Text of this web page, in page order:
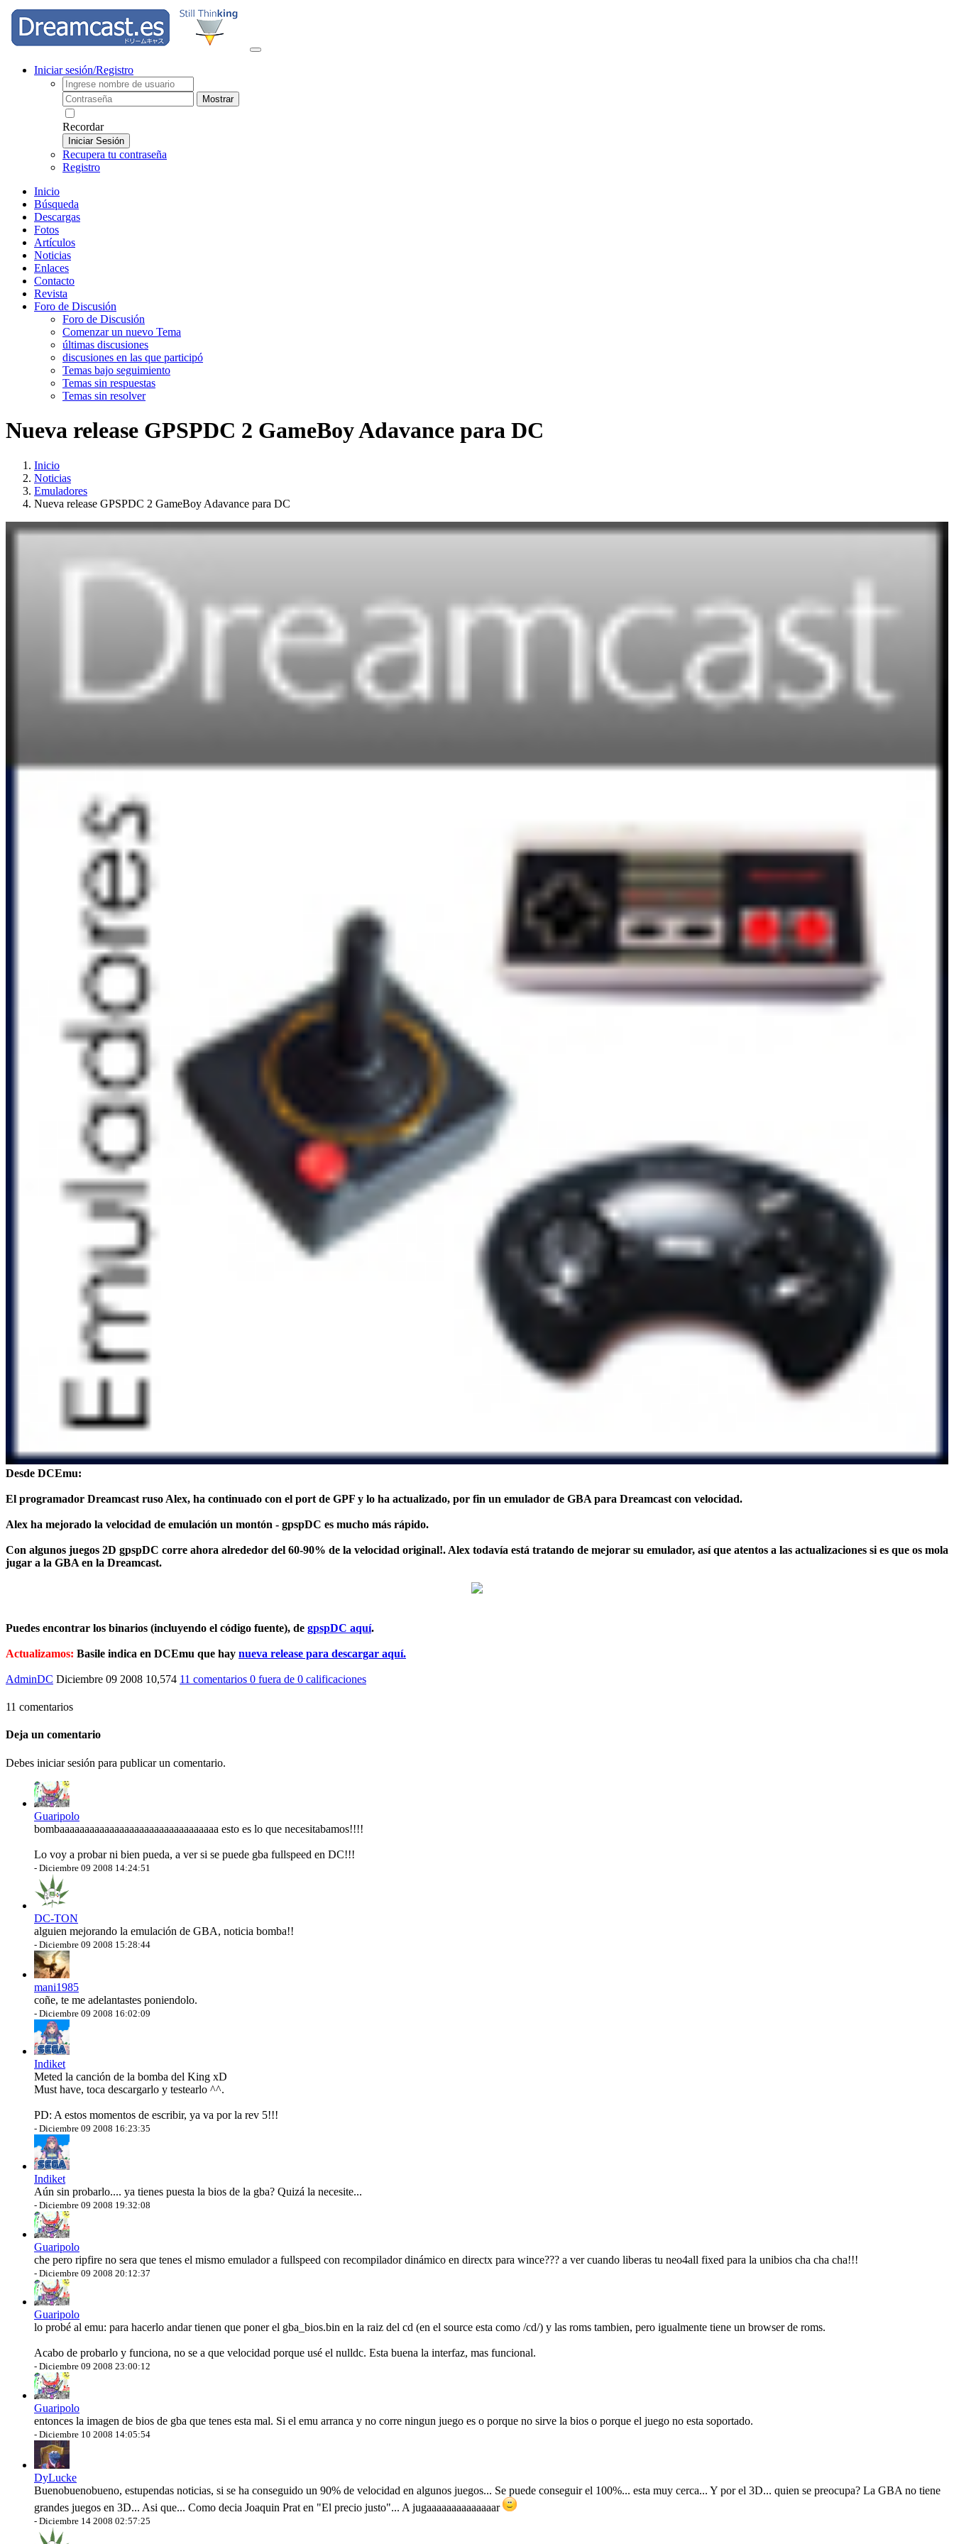
Iniciar sesión/Registro
Mostrar
Recordar
Iniciar Sesión
Recupera tu contraseña
Registro
Inicio
Búsqueda
Descargas
Fotos
Artículos
Noticias
Enlaces
Contacto
Revista
Foro de Discusión
Foro de Discusión
Comenzar un nuevo Tema
últimas discusiones
discusiones en las que participó
Temas bajo seguimiento
Temas sin respuestas
Temas sin resolver
Nueva release GPSPDC 2 GameBoy Adavance para DC
Inicio
Noticias
Emuladores
Nueva release GPSPDC 2 GameBoy Adavance para DC
Desde DCEmu:
El programador Dreamcast ruso Alex, ha continuado con el port de GPF y lo ha actualizado, por fin un emulador de GBA para Dreamcast con velocidad.
Alex ha mejorado la velocidad de emulación un montón - gpspDC es mucho más rápido.
Con algunos juegos 2D gpspDC corre ahora alrededor del 60-90% de la velocidad original!. Alex todavía está tratando de mejorar su emulador, así que atentos a las actualizaciones si es que os mola
jugar a la GBA en la Dreamcast.
Puedes encontrar los binarios (incluyendo el código fuente), de gpspDC aquí.
Actualizamos: Basile indica en DCEmu que hay nueva release para descargar aquí.
AdminDC Diciembre 09 2008 10,574 11 comentarios 0 fuera de 0 calificaciones
11 comentarios
Deja un comentario
Debes iniciar sesión para publicar un comentario.
Guaripolo
bombaaaaaaaaaaaaaaaaaaaaaaaaaaaaaaaa esto es lo que necesitabamos!!!!
Lo voy a probar ni bien pueda, a ver si se puede gba fullspeed en DC!!!
- Diciembre 09 2008 14:24:51
DC-TON
alguien mejorando la emulación de GBA, noticia bomba!!
- Diciembre 09 2008 15:28:44
mani1985
coñe, te me adelantastes poniendolo.
- Diciembre 09 2008 16:02:09
Indiket
Meted la canción de la bomba del King xD
Must have, toca descargarlo y testearlo ^^.
PD: A estos momentos de escribir, ya va por la rev 5!!!
- Diciembre 09 2008 16:23:35
Indiket
Aún sin probarlo.... ya tienes puesta la bios de la gba? Quizá la necesite...
- Diciembre 09 2008 19:32:08
Guaripolo
che pero ripfire no sera que tenes el mismo emulador a fullspeed con recompilador dinámico en directx para wince??? a ver cuando liberas tu neo4all fixed para la unibios cha cha cha!!!
- Diciembre 09 2008 20:12:37
Guaripolo
lo probé al emu: para hacerlo andar tienen que poner el gba_bios.bin en la raiz del cd (en el source esta como /cd/) y las roms tambien, pero igualmente tiene un browser de roms.
Acabo de probarlo y funciona, no se a que velocidad porque usé el nulldc. Esta buena la interfaz, mas funcional.
- Diciembre 09 2008 23:00:12
Guaripolo
entonces la imagen de bios de gba que tenes esta mal. Si el emu arranca y no corre ningun juego es o porque no sirve la bios o porque el juego no esta soportado.
- Diciembre 10 2008 14:05:54
DyLucke
Buenobuenobueno, estupendas noticias, si se ha conseguido un 90% de velocidad en algunos juegos... Se puede conseguir el 100%... esta muy cerca... Y por el 3D... quien se preocupa? La GBA no tiene
grandes juegos en 3D... Asi que... Como decia Joaquin Prat en "El precio justo"... A jugaaaaaaaaaaaaaar
- Diciembre 14 2008 02:57:25